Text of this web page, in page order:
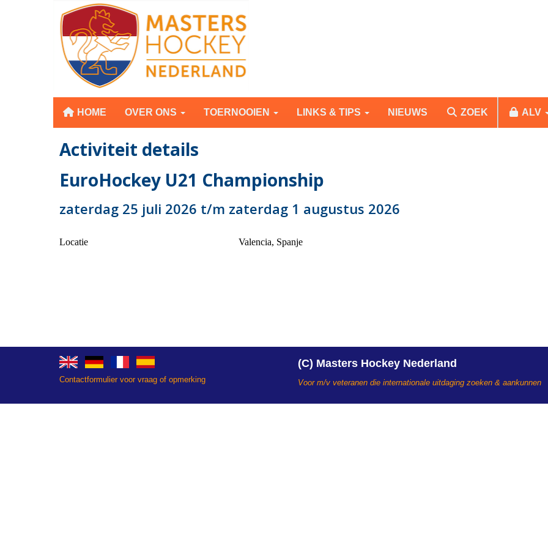
HOME OVER ONS TOERNOOIEN LINKS & TIPS NIEUWS ZOEK ALV
Activiteit details
EuroHockey U21 Championship
zaterdag 25 juli 2026 t/m zaterdag 1 augustus 2026
Locatie Valencia, Spanje
Contactformulier voor vraag of opmerking
(C) Masters Hockey Nederland
Voor m/v veteranen die internationale uitdaging zoeken & aankunnen